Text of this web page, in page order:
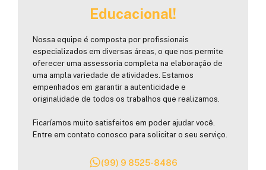
Educacional!
Nossa equipe é composta por profissionais
especializados em diversas áreas, o que nos permite
oferecer uma assessoria completa na elaboração de
uma ampla variedade de atividades. Estamos
empenhados em garantir a autenticidade e
originalidade de todos os trabalhos que realizamos.
Ficaríamos muito satisfeitos em poder ajudar você.
Entre em contato conosco para solicitar o seu serviço.
(99) 9 8525-8486